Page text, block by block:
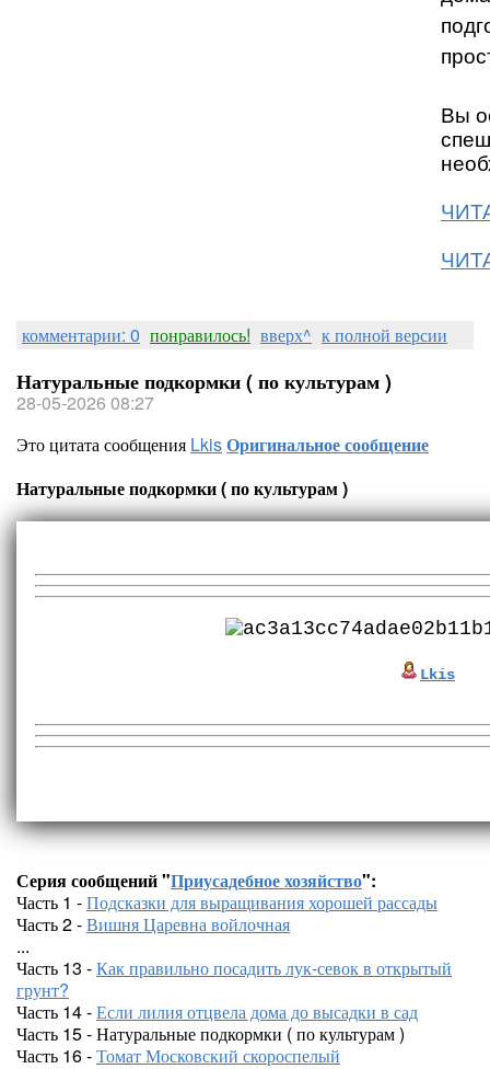
Вы
комментарии: 0 понравилось! вверх^ к полной версии
Натуральные подкормки ( по культурам )
28-05-2026 08:27
Это цитата сообщения LkisОригинальное сообщение
Натуральные подкормки ( по культурам )
Lkis
Серия сообщений "Приусадебное хозяйство":
Часть 1 -Подсказки для выращивания хорошей рассады
Часть 2 -Вишня Царевна войлочная
...
Часть 13 -Как правильно посадить лук-севок в открытый
грунт?
Часть 14 -Если лилия отцвела дома до высадки в сад
Часть 15 - Натуральные подкормки ( по культурам )
Часть 16 -Томат Московский скороспелый